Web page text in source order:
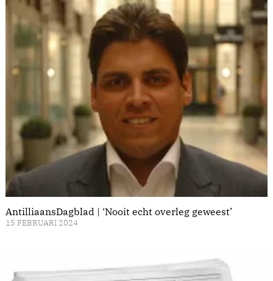
AntilliaansDagblad | ‘Nooit echt overleg geweest’
15 FEBRUARI 2024